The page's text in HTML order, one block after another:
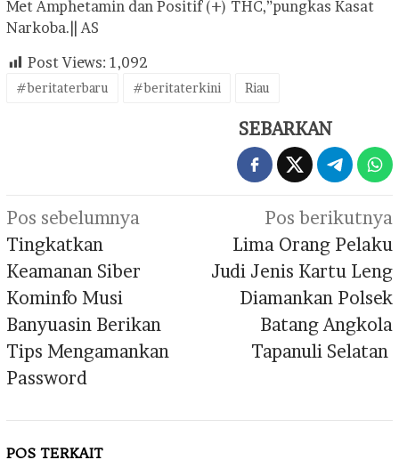
Met Amphetamin dan Positif (+) THC,”pungkas Kasat
Narkoba.|| AS
Post Views: 1,092
#beritaterbaru #beritaterkini Riau
SEBARKAN
Navigasi
pos
Pos sebelumnya
Tingkatkan
Keamanan Siber
Kominfo Musi
Banyuasin Berikan
Tips Mengamankan
Password
Pos berikutnya
Lima Orang Pelaku
Judi Jenis Kartu Leng
Diamankan Polsek
Batang Angkola
Tapanuli Selatan
POS TERKAIT